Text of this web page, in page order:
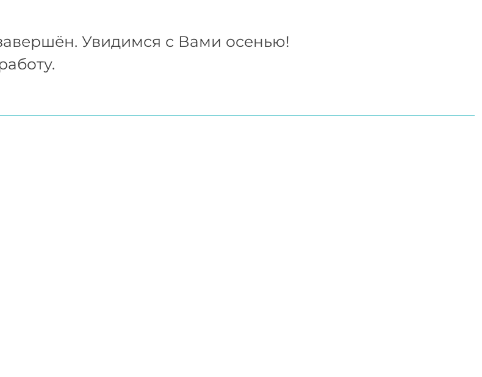
Увидимся с Вами осенью!